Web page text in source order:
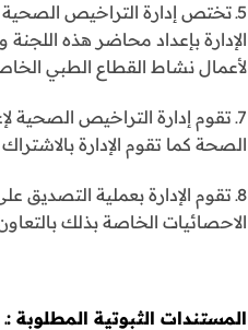
5ـ تختص إدارة التراخيص
لأعمال نشاط القطاع الطبي
7ـ تقوم إدارة التراخيص
الصحة كما تقوم الإدارة
8ـ تقوم الإدارة بعملية
الاحصائيات الخاصة بذلك
المستندات الثبوتية المطلوبة :ـ